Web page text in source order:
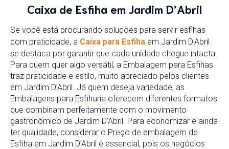
Caixa de Esfiha em Jardim D’Abril
Se você está procurando soluções para servir esfihas
com praticidade, a Caixa para Esfiha em Jardim D’Abril
se destaca por garantir que cada unidade chegue intacta.
Para quem quer algo versátil, a Embalagem para Esfihas
traz praticidade e estilo, muito apreciado pelos clientes
em Jardim D’Abril. Já quem deseja variedade, as
Embalagens para Esfiharia oferecem diferentes formatos
que combinam perfeitamente com o movimento
gastronômico de Jardim D’Abril. Para economizar e ainda
ter qualidade, considerar o Preço de embalagem de
Esfiha em Jardim D’Abril é essencial, pois os negócios